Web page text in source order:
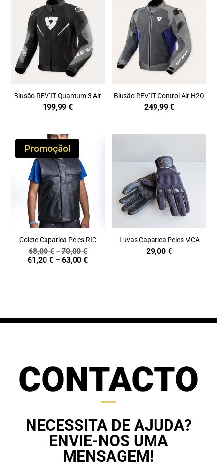
Blusão REV’IT Quantum 3 Air
199,99€
Blusão REV’IT Control Air H2O
249,99 €
Promoção!
Colete Caparica Peles RIC
68,00€–70,00€Price
range:
61,20€ – 63,00€Price
Luvas Caparica Peles MCA
29,00€
CONTACTO
NECESSITA DE AJUDA?
ENVIE-NOS UMA
MENSAGEM!